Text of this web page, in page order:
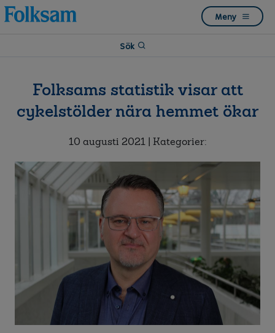
Till
navigation
Till
innehåll
Meny
Sök
Folksams statistik visar att
cykelstölder nära hemmet ökar
10 augusti 2021| Kategorier: